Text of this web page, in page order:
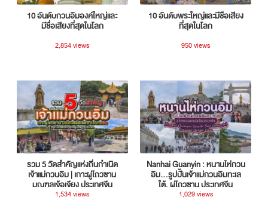
10 อันดับกวนอิมองค์ใหญ่และ
มีชื่อเสียงที่สุดในโลก
2,854 views
10 อันดับพระใหญ่และมีชื่อเสียง
ที่สุดในโลก
950 views
รวม 5 วัดสำคัญแห่งถิ่นกำเนิด
เจ้าแม่กวนอิม | เกาะผู่โถวซาน
มณฑลเจ้อเจียง ประเทศจีน
1,534 views
Nanhai Guanyin : หนานไห่กวน
อิม...รูปปั้นเจ้าแม่กวนอิมทะเล
ใต้, ผู่โถวซาน ประเทศจีน
1,029 views